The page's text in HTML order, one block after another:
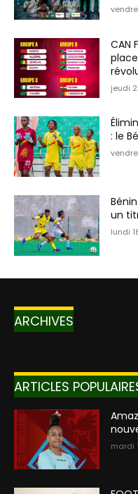
CAN
jeudi
: le
un
lundi
ARCHIVES
ARTICLES
mardi